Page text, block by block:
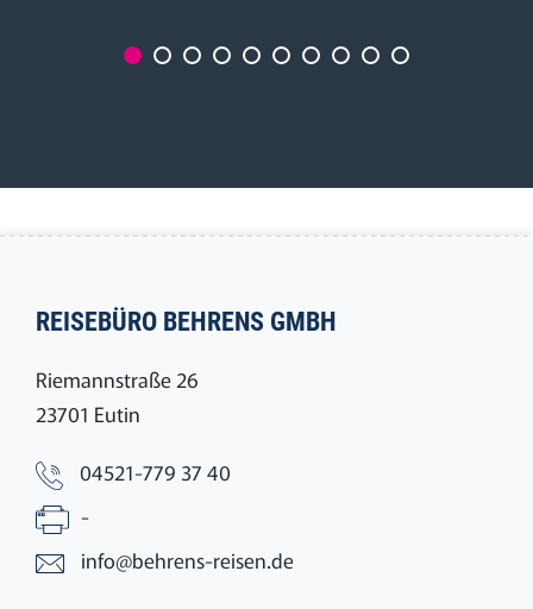
REISEBÜRO BEHRENS GMBH
Riemannstraße 26
23701 Eutin
04521-779 37 40
-
info@behrens-reisen.de